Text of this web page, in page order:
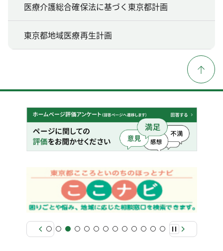
医療介護総合確保法に基づく東京都計画
東京都地域医療再生計画